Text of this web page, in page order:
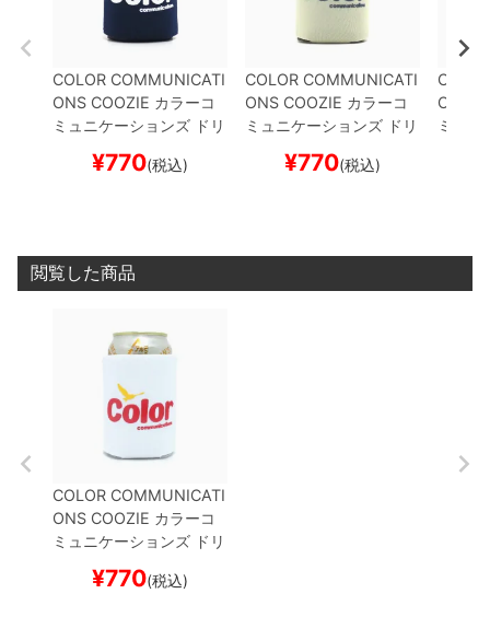
COLOR COMMUNICATI
ONS COOZIE カラーコ
ミュニケーションズ ドリ
NAVYスケートボー
¥770(税込)
COLOR COMMUNICATI
ONS COOZIE カラーコ
ミュニケーションズ ドリ
KHAKI スケートボー
¥770(税込)
ONS
ミュニ
閲覧した商品
COLOR COMMUNICATI
ONS COOZIE カラーコ
ミュニケーションズ ドリ
WHITE スケートボ
¥770(税込)